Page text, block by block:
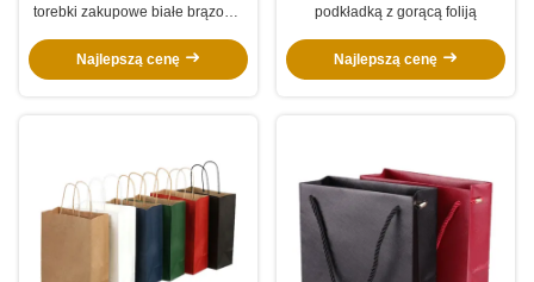
torebki zakupowe białe brązowe
Najlepszą cenę
podkładką z gorącą foliją
Najlepszą cenę